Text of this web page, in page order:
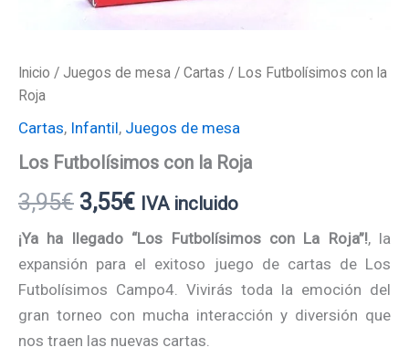
Inicio / Juegos de mesa / Cartas / Los Futbolísimos con la
Roja
Cartas, Infantil, Juegos de mesa
Los Futbolísimos con la Roja
3,95€ 3,55€ IVA incluido
¡Ya ha llegado “Los Futbolísimos con La Roja”!, la
expansión para el exitoso juego de cartas de Los
Futbolísimos Campo4. Vivirás toda la emoción del
gran torneo con mucha interacción y diversión que
nos traen las nuevas cartas.